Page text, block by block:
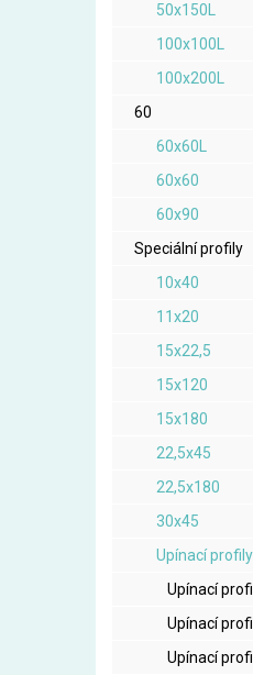
50x150L
100x100L
100x200L
60
60x60L
60x60
60x90
Speciální profily
10x40
11x20
15x22,5
15x120
15x180
22,5x45
22,5x180
30x45
Upínací profily
Upínací
Upínací
Upínací